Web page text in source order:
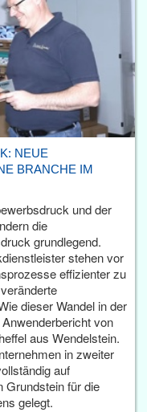
NEUE
BRANCHE IM
und der
die
grundlegend.
stehen vor
effizienter zu
dieser Wandel in der
von
aus Wendelstein.
in zweiter
auf
Grundstein für die
gelegt.